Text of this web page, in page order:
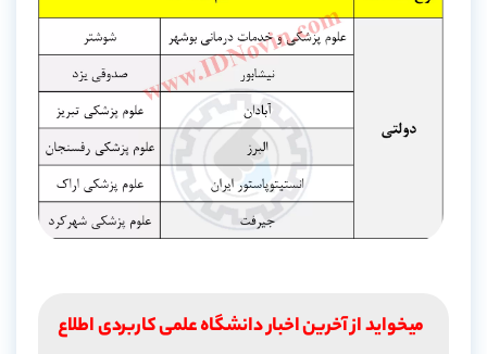
میخواید از آخرین اخبار دانشگاه علمی کاربردی اطلاع